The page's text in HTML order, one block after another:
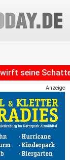
fallen
Anzeige